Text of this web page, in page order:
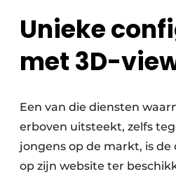
Unieke
met 3D-
Een van die diensten
erboven uitsteekt, zelfs
jongens op de markt, is
op zijn website ter